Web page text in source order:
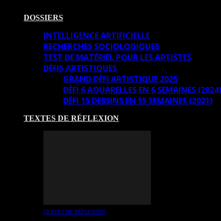
DOSSIERS
INTELLIGENCE ARTIFICIELLE
RECHERCHES SOCIOLOGIQUES
TEST DE MATÉRIEL POUR LES ARTISTES
DÉFIS ARTISTIQUES
GRAND DÉFI ARTISTIQUE 2025
DÉFI 6 AQUARELLES EN 6 SEMAINES (2024)
DÉFI 15 DESSINS EN 15 SEMAINES (2021)
TEXTES DE RÉFLEXION
TEXTES DE RÉFLEXION